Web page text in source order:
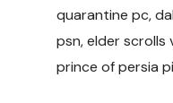
quarantine pc,
psn, elder scrolls
prince of persia